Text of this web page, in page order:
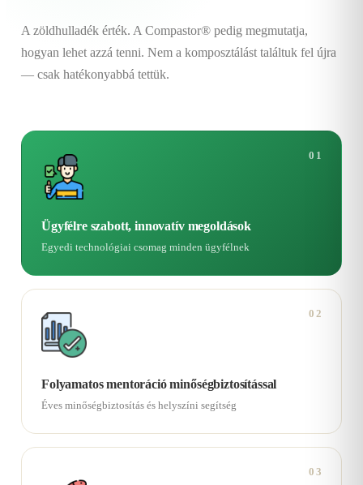
A zöldhulladék érték. A Compastor® pedig megmutatja,
hogyan lehet azzá tenni. Nem a komposztálást találtuk fel újra
— csak hatékonyabbá tettük.
01
Ügyfélre szabott, innovatív megoldások
Egyedi technológiai csomag minden ügyfélnek
02
Folyamatos mentoráció minőségbiztosítással
Éves minőségbiztosítás és helyszíni segítség
03